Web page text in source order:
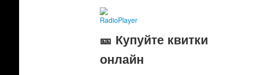
RadioPlayer
🎫 Купуйте квитки
онлайн